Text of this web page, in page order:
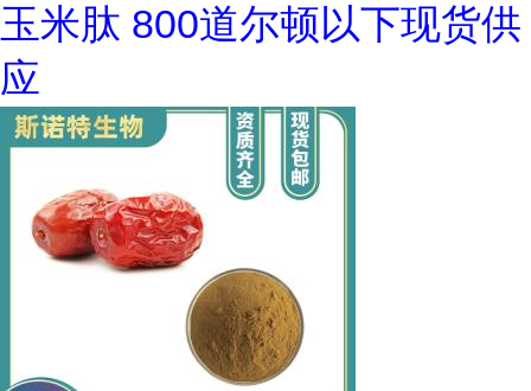
玉米肽 800道尔顿以下现货供
应